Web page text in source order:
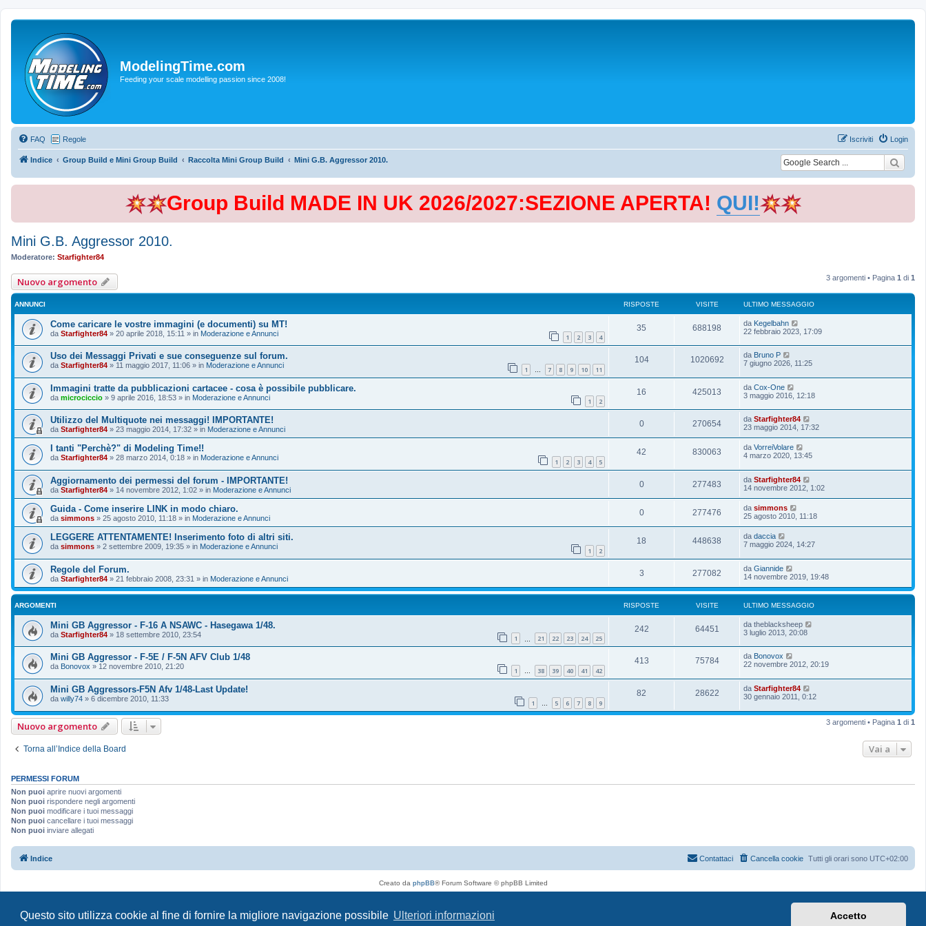
Questo sito utilizza cookie al fine di fornire la migliore navigazione possibile Ulteriori informazioni Accetto
ModelingTime.com
Feeding your scale modelling passion since 2008!
FAQ Regole Login
Iscriviti
Indice Group Build e Mini Group Build Raccolta Mini Group Build Mini G.B. Aggressor 2010.
Group Build MADE IN UK 2026/2027:SEZIONE APERTA! QUI!
Mini G.B. Aggressor 2010.
Moderatore: Starfighter84
Nuovo argomento 3 argomenti • Pagina 1 di 1
ANNUNCI RISPOSTE VISITE ULTIMO MESSAGGIO
Come caricare le vostre immagini (e documenti) su MT!
da Starfighter84 » 20 aprile 2018, 15:11 » in Moderazione e Annunci 1 2 3 4
35 688198 da Kegelbahn
22 febbraio 2023, 17:09
Uso dei Messaggi Privati e sue conseguenze sul forum.
da Starfighter84 » 11 maggio 2017, 11:06 » in Moderazione e Annunci 1 … 7 8 9 10 11
104 1020692 da Bruno P
7 giugno 2026, 11:25
Immagini tratte da pubblicazioni cartacee - cosa è possibile pubblicare.
da microciccio » 9 aprile 2016, 18:53 » in Moderazione e Annunci 1 2
16 425013 da Cox-One
3 maggio 2016, 12:18
Utilizzo del Multiquote nei messaggi! IMPORTANTE!
da Starfighter84 » 23 maggio 2014, 17:32 » in Moderazione e Annunci
0 270654 da Starfighter84
23 maggio 2014, 17:32
I tanti "Perchè?" di Modeling Time!!
da Starfighter84 » 28 marzo 2014, 0:18 » in Moderazione e Annunci 1 2 3 4 5
42 830063 da VorreiVolare
4 marzo 2020, 13:45
Aggiornamento dei permessi del forum - IMPORTANTE!
da Starfighter84 » 14 novembre 2012, 1:02 » in Moderazione e Annunci
0 277483 da Starfighter84
14 novembre 2012, 1:02
Guida - Come inserire LINK in modo chiaro.
da simmons » 25 agosto 2010, 11:18 » in Moderazione e Annunci
0 277476 da simmons
25 agosto 2010, 11:18
LEGGERE ATTENTAMENTE! Inserimento foto di altri siti.
da simmons » 2 settembre 2009, 19:35 » in Moderazione e Annunci 1 2
18 448638 da daccia
7 maggio 2024, 14:27
Regole del Forum.
da Starfighter84 » 21 febbraio 2008, 23:31 » in Moderazione e Annunci
3 277082 da Giannide
14 novembre 2019, 19:48
ARGOMENTI RISPOSTE VISITE ULTIMO MESSAGGIO
Mini GB Aggressor - F-16 A NSAWC - Hasegawa 1/48.
da Starfighter84 » 18 settembre 2010, 23:54 1 21 22 23 24 25
242 64451 da theblacksheep
3 luglio 2013, 20:08
Mini GB Aggressor - F-5E / F-5N AFV Club 1/48
da Bonovox » 12 novembre 2010, 21:20 1 … 38 39 40 41 42
413 75784 da Bonovox
22 novembre 2012, 20:19
Mini GB Aggressors-F5N Afv 1/48-Last Update!
da willy74 » 6 dicembre 2010, 11:33 1 … 5 6 7 8 9
82 28622 da Starfighter84
30 gennaio 2011, 0:12
Nuovo argomento 3 argomenti • Pagina 1 di 1
Torna all’Indice della Board Vai a
PERMESSI FORUM
Non puoi aprire nuovi argomenti
Non puoi rispondere negli argomenti
Non puoi modificare i tuoi messaggi
Non puoi cancellare i tuoi messaggi
Non puoi inviare allegati
Indice Tutti gli orari sono UTC+02:00
Cancella cookie
Contattaci
Creato da phpBB® Forum Software © phpBB Limited